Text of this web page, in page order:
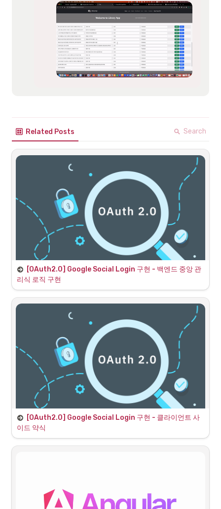
Related Posts Search
클라이언트 약식 소셜 로그인(OAuth)을 백엔드
서버 중심 인증방식으로 변경
보안 및 관례상 프로덕션 환경에서는 Credential 획득 및 관리를 백
엔드에서 처리하는 것이 일반적인 관례이자 더 안전한 방식
•
따라서 이전 클라이언트 사이드로 Credential을 전달하던 약식 구
현에서 백엔드 중앙집중식 구현으로 변경하고자 한다.
[OAuth2.0] Google Social Login 구현 - 백엔드 중앙 관
리식 로직 구현
API 기능을 이용할 애플리케이션을 생성
REST API 키 등 인증 키, 토큰 등을 받음
[OAuth2.0] Google Social Login 구현 - 클라이언트 사
이드 약식